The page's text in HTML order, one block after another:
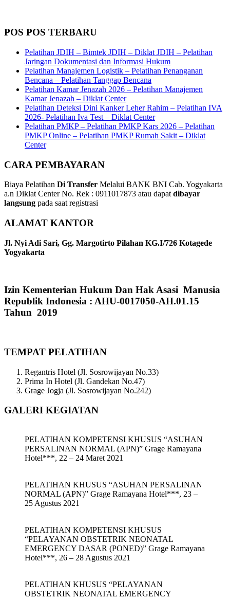
POS POS TERBARU
Pelatihan JDIH – Bimtek JDIH – Diklat JDIH – Pelatihan
Jaringan Dokumentasi dan Informasi Hukum
Pelatihan Manajemen Logistik – Pelatihan Penanganan
Bencana – Pelatihan Tanggap Bencana
Pelatihan Kamar Jenazah 2026 – Pelatihan Manajemen
Kamar Jenazah – Diklat Center
Pelatihan Deteksi Dini Kanker Leher Rahim – Pelatihan IVA
2026- Pelatihan Iva Test – Diklat Center
Pelatihan PMKP – Pelatihan PMKP Kars 2026 – Pelatihan
PMKP Online – Pelatihan PMKP Rumah Sakit – Diklat
Center
CARA PEMBAYARAN
Biaya Pelatihan Di Transfer Melalui BANK BNI Cab. Yogyakarta
a.n Diklat Center No. Rek : 0911017873 atau dapatdibayar
langsung pada saat registrasi
ALAMAT KANTOR
Jl. Nyi Adi Sari, Gg. Margotirto Pilahan KG.I/726 Kotagede
Yogyakarta
Izin Kementerian Hukum Dan Hak Asasi Manusia
Republik Indonesia : AHU-0017050-AH.01.15
Tahun 2019
TEMPAT PELATIHAN
Regantris Hotel (Jl. Sosrowijayan No.33)
Prima In Hotel (Jl. Gandekan No.47)
Grage Jogja (Jl. Sosrowijayan No.242)
GALERI KEGIATAN
PELATIHAN KOMPETENSI KHUSUS “ASUHAN
PERSALINAN NORMAL (APN)” Grage Ramayana
Hotel***, 22 – 24 Maret 2021
PELATIHAN KHUSUS “ASUHAN PERSALINAN
NORMAL (APN)” Grage Ramayana Hotel***, 23 –
25 Agustus 2021
PELATIHAN KOMPETENSI KHUSUS
“PELAYANAN OBSTETRIK NEONATAL
EMERGENCY DASAR (PONED)” Grage Ramayana
Hotel***, 26 – 28 Agustus 2021
PELATIHAN KHUSUS “PELAYANAN
OBSTETRIK NEONATAL EMERGENCY